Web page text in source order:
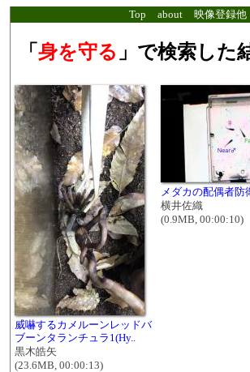
Top about 映像登録他
「 身を守る 」で検索した
威嚇するカメルーンレッドバ
ブーンタランチュラ1(Hy..
黒木皓矢
(23.6MB, 00:00:13)
メダカの配偶者防
横井佐織
(0.9MB, 00:00:10)